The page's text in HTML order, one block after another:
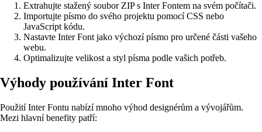
Extrahujte stažený soubor ZIP s Inter Fontem na svém počítači.
Importujte písmo do svého projektu pomocí CSS nebo
JavaScript kódu.
Nastavte Inter Font jako výchozí písmo pro určené části vašeho
webu.
Optimalizujte velikost a styl písma podle vašich potřeb.
Výhody používání Inter Font
Použití Inter Fontu nabízí mnoho výhod designérům a vývojářům.
Mezi hlavní benefity patří: